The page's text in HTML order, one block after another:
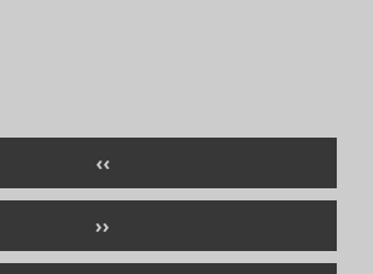
PÁGINA
ANTERIOR
‹‹
SIGUIENTE
PÁGINA
››